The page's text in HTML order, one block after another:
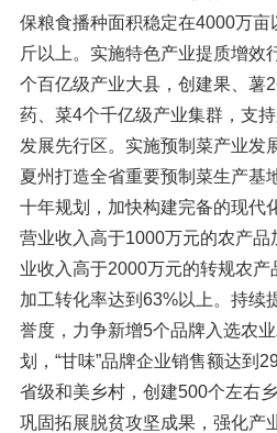
保粮食播种面积稳定在4000万
斤以上。实施特色产业提质增效
个百亿级产业大县，创建果、薯
药、菜4个千亿级产业集群，支
发展先行区。实施预制菜产业发
夏州打造全省重要预制菜生产基
十年规划，加快构建完备的现代
营业收入高于1000万元的农产
业收入高于2000万元的转规农
加工转化率达到63%以上。持续
誉度，力争新增5个品牌入选农
划，“甘味”品牌企业销售额达到
省级和美乡村，创建500个左右
巩固拓展脱贫攻坚成果，强化产